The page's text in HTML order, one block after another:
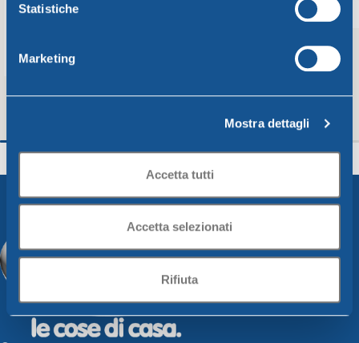
Statistiche
Marketing
Mostra dettagli
Accetta tutti
Accetta selezionati
Rifiuta
SET 4 POSATE PIC-NIC MONOCOLORE
BURRO
Scegli
Minicesta tortora
Aggiungi Al Carrello